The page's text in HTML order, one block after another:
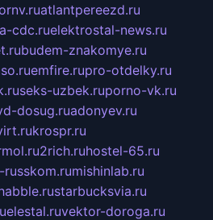
atlantpereezd.ru
a-cdc.ruelektrostal-news.ru
budem-znakomye.ru
emfire.rupro-otdelky.ru
seks-uzbek.ruporno-vk.ru
dosug.ruadonyev.ru
krospr.ru
2rich.ruhostel-65.ru
mishinlab.ru
starbucksvia.ru
elestal.ruvektor-doroga.ru